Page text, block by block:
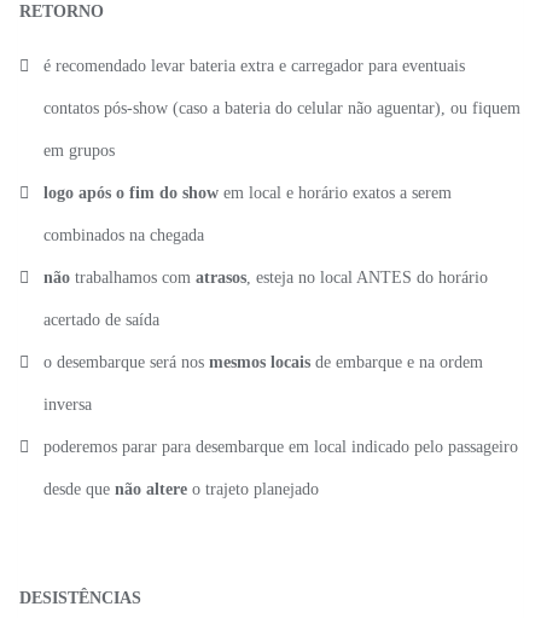
RETORNO
é recomendado levar bateria extra e carregador para eventuais
contatos pós-show (caso a bateria do celular não aguentar), ou fiquem
em grupos
logo após o fim do show em local e horário exatos a serem
combinados na chegada
não trabalhamos com atrasos , esteja no local ANTES do horário
acertado de saída
o desembarque será nos mesmos locais de embarque e na ordem
inversa
poderemos parar para desembarque em local indicado pelo passageiro
desde que não altere o trajeto planejado
DESISTÊNCIAS